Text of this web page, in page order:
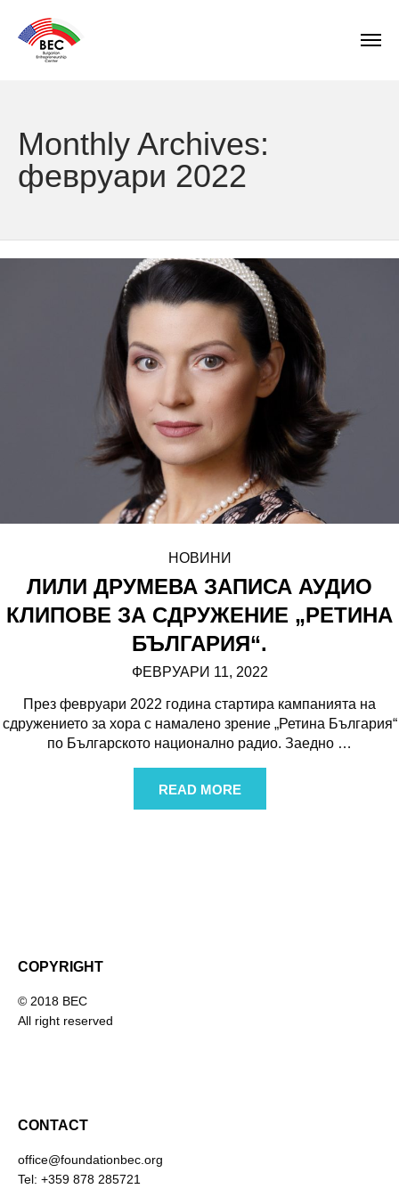
Monthly Archives:
февруари 2022
НОВИНИ
ЛИЛИ ДРУМЕВА ЗАПИСА АУДИО
КЛИПОВЕ ЗА СДРУЖЕНИЕ „РЕТИНА
БЪЛГАРИЯ“.
ФЕВРУАРИ 11, 2022
През февруари 2022 година стартира кампанията на
сдружението за хора с намалено зрение „Ретина България“
по Българското национално радио. Заедно …
READ MORE
COPYRIGHT
© 2018 BEC
All right reserved
CONTACT
office@foundationbec.org
Tel: +359 878 285721